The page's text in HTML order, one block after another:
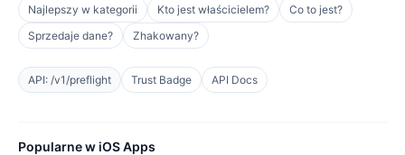
Najlepszy w kategorii
Kto jest właścicielem?
Co to jest?
Sprzedaje dane?
Zhakowany?
API: /v1/preflight Trust Badge API Docs
Popularne w iOS Apps